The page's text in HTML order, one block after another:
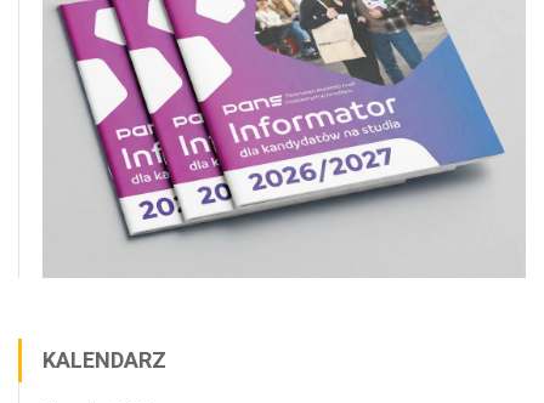
KALENDARZ